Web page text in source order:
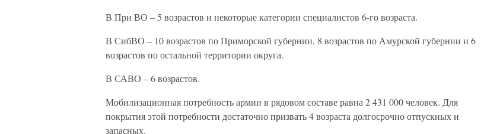
В При ВО – 5 возрастов и некоторые категории специалистов 6-го возраста.
В СибВО – 10 возрастов по Приморской губернии, 8 возрастов по Амурской губернии и 6
возрастов по остальной территории округа.
В САВО – 6 возрастов.
Мобилизационная потребность армии в рядовом составе равна 2 431 000 человек. Для
покрытия этой потребности достаточно призвать 4 возраста долгосрочно отпускных и
запасных.